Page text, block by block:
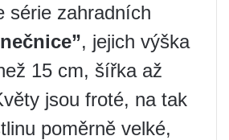
série zahradních
, jejich výška
15 cm, šířka až
jsou froté, na tak
poměrně velké,